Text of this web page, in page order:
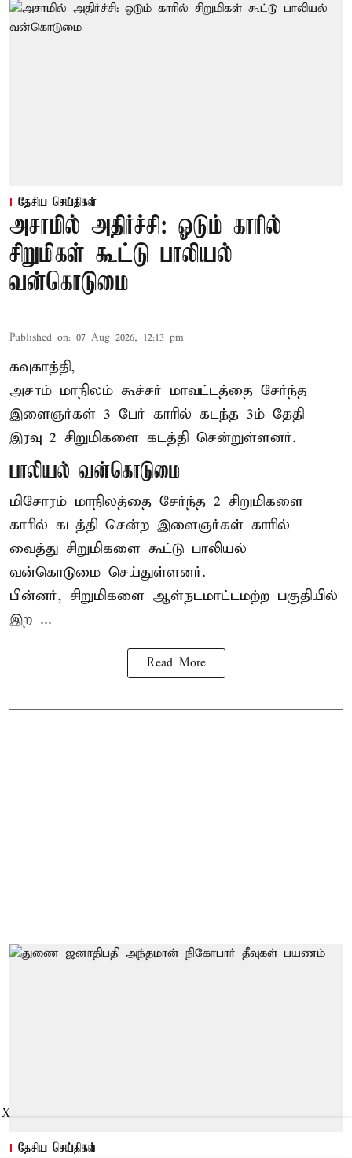
தேசிய செய்திகள்
அசாமில் அதிர்ச்சி: ஓடும் காரில்
சிறுமிகள் கூட்டு பாலியல்
வன்கொடுமை
Published on: 07 Aug 2026, 12:13 pm
கவுகாத்தி,
அசாம் மாநிலம் கூச்சர் மாவட்டத்தை சேர்ந்த
இளைஞர்கள் 3 பேர் காரில் கடந்த 3ம் தேதி
இரவு 2 சிறுமிகளை கடத்தி சென்றுள்ளனர்.
பாலியல் வன்கொடுமை
மிசோரம் மாநிலத்தை சேர்ந்த 2 சிறுமிகளை
காரில் கடத்தி சென்ற இளைஞர்கள் காரில்
வைத்து சிறுமிகளை கூட்டு பாலியல்
வன்கொடுமை செய்துள்ளனர்.
பின்னர், சிறுமிகளை ஆள்நடமாட்டமற்ற பகுதியில்
இற ...
Read More
தேசிய செய்திகள்
X